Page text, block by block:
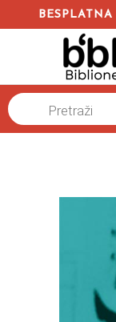
BESPLATNA
Products
search